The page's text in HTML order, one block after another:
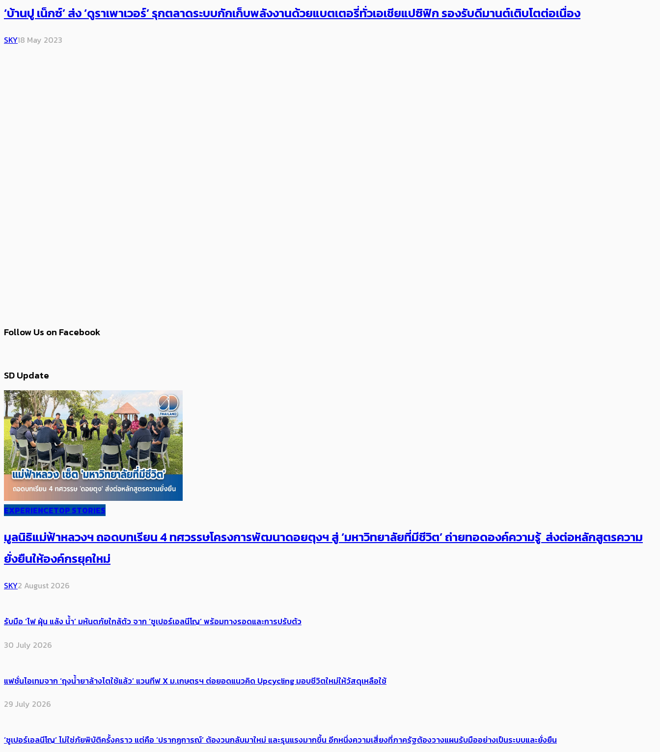
‘บ้านปู เน็กซ์’ ส่ง​ ‘ดูราเพาเวอร์’ รุกตลาดระบบกักเก็บพลังงานด้วยแบตเตอรี่ทั่วเอเชียแปซิฟิก รองรับดีมานต์เติบโตต่อเนื่อง
SKY18 May 2023
Follow Us on Facebook
SD Update
EXPERIENCETOP STORIES
มูลนิธิแม่ฟ้าหลวงฯ ถอดบทเรียน 4 ทศวรรษโครงการพัฒนาดอยตุงฯ สู่ ‘มหาวิทยาลัยที่มีชีวิต’ ถ่ายทอดองค์ความรู้ ส่งต่อหลักสูตรความ
ยั่งยืนให้องค์กรยุคใหม่
SKY2 August 2026
รับมือ ‘ไฟ ฝุ่น แล้ง น้ำ’ มหันตภัยใกล้ตัว จาก ‘ซูเปอร์เอลนีโญ’ พร้อมทางรอดและการปรับตัว
30 July 2026
แฟชั่นไอเทมจาก ‘ถุงน้ำยาล้างไตใช้แล้ว’ แวนทีฟ X ม.เกษตรฯ ต่อยอดแนวคิด Upcycling มอบชีวิตใหม่ให้วัสดุเหลือใช้
29 July 2026
‘ซูเปอร์เอลนีโญ’ ไม่ใช่ภัยพิบัติครั้งคราว แต่คือ ‘ปรากฏการณ์’ ​ต้อง​วนกลับมาใหม่ และรุนแรงมากขึ้น อีกหนึ่งความเสี่ยงที่ภาครัฐต้องวางแผนรับมืออย่างเป็นระบบและยั่งยืน